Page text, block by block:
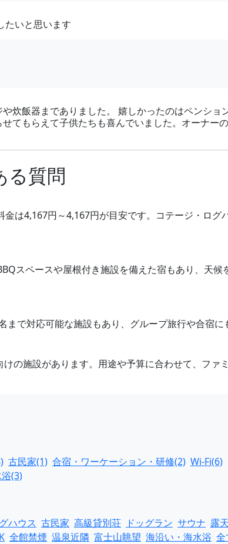
たいと思います
炊飯器までありました。 嬉しかったのはペンショ
てもらえて子供たちも喜んでいました。オーナー
る質問
は4,167円～4,167円が目安です。コテージ・ログ
スペースや屋根付き施設を備えた宿もあり、天候
で対応可能な施設もあり、グループ旅行や合宿に
の施設があります。用途や予算に合わせて、ファ
古民家(1) 合宿・ワーケーション・研修(2) Wi-Fi(6)
(3)
ハウス 古民家 高級貸別荘 ドッグラン サウナ 露
全館禁煙 温泉近隣 富士山眺望 海沿い・海水浴 全